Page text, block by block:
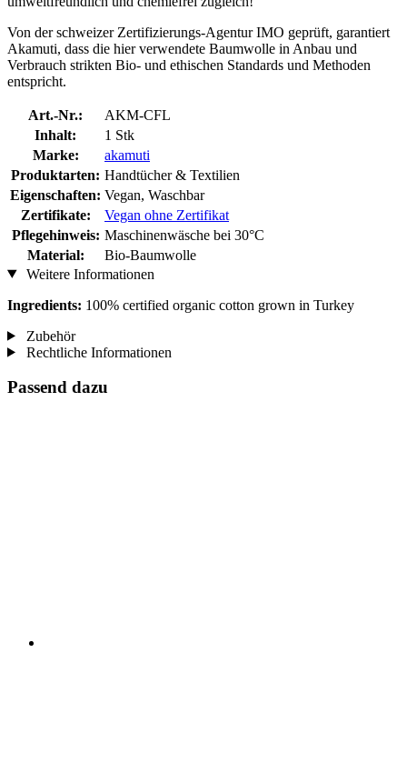
Von der schweizer Zertifizierungs-Agentur IMO geprüft, garantiert
Akamuti, dass die hier verwendete Baumwolle in Anbau und
Verbrauch strikten Bio- und ethischen Standards und Methoden
entspricht.
Art.-Nr.:
AKM-CFL
Inhalt:
1 Stk
Marke:
akamuti
Produktarten: Handtücher & Textilien
Eigenschaften: Vegan, Waschbar
Zertifikate:
Vegan ohne Zertifikat
Pflegehinweis: Maschinenwäsche bei 30°C
Material:
Bio-Baumwolle
Weitere Informationen
Ingredients: 100% certified organic cotton grown in Turkey
Zubehör
Rechtliche Informationen
Passend dazu